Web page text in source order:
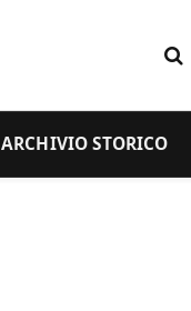
ARCHIVIO STORICO